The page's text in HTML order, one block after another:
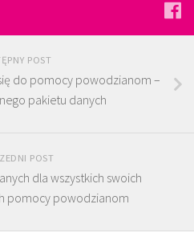
POST
do pomocy powodzianom –
pakietu danych
POST
dla wszystkich swoich
pomocy powodzianom